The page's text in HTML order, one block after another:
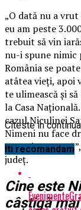
„O dată nu a
eu am peste
trebuit să vin
nu-i spune
România se
atâtea vieţi, apoi
te ulimească şi
la Casa
cazul Niculinei
Nimeni nu face
nu mai
judeţ.
Cine este
câştigă
Citeste in
Iti recomandam